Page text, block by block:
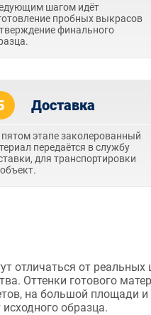
шагом идёт
пробных выкрасов
финального
Доставка
этапе заколерованный
передаётся в службу
для транспортировки
отличаться от реальных
Оттенки готового
на большой площади и
образца.